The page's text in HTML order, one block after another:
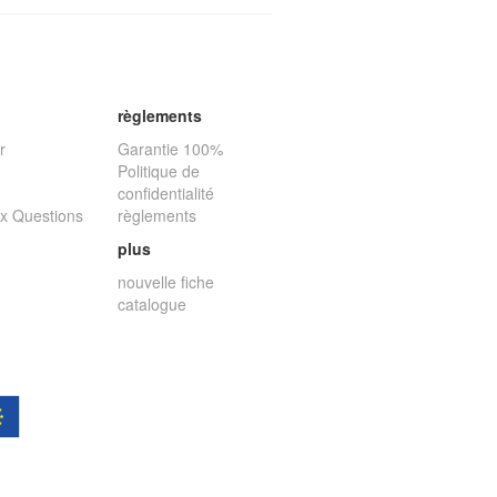
Questions
règlements
Garantie 100%
Politique de
confidentialité
règlements
plus
nouvelle fiche
catalogue